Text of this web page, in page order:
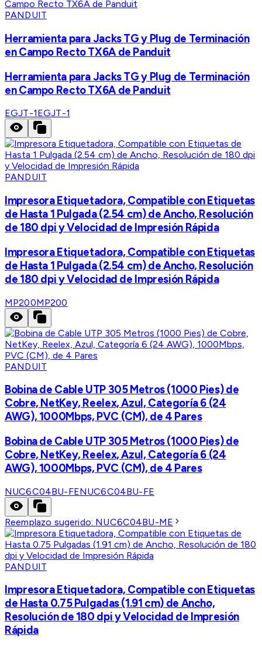
PANDUIT
Herramienta para Jacks TG y Plug de Terminación
en Campo Recto TX6A de Panduit
Herramienta para Jacks TG y Plug de Terminación
en Campo Recto TX6A de Panduit
EGJT-1EGJT-1
PANDUIT
Impresora Etiquetadora, Compatible con Etiquetas
de Hasta 1 Pulgada (2.54 cm) de Ancho, Resolución
de 180 dpi y Velocidad de Impresión Rápida
Impresora Etiquetadora, Compatible con Etiquetas
de Hasta 1 Pulgada (2.54 cm) de Ancho, Resolución
de 180 dpi y Velocidad de Impresión Rápida
MP200MP200
PANDUIT
Bobina de Cable UTP 305 Metros (1000 Pies) de
Cobre, NetKey, Reelex, Azul, Categoría 6 (24
AWG), 1000Mbps, PVC (CM), de 4 Pares
Bobina de Cable UTP 305 Metros (1000 Pies) de
Cobre, NetKey, Reelex, Azul, Categoría 6 (24
AWG), 1000Mbps, PVC (CM), de 4 Pares
NUC6C04BU-FENUC6C04BU-FE
Reemplazo sugerido: NUC6C04BU-ME
PANDUIT
Impresora Etiquetadora, Compatible con Etiquetas
de Hasta 0.75 Pulgadas (1.91 cm) de Ancho,
Resolución de 180 dpi y Velocidad de Impresión
Rápida